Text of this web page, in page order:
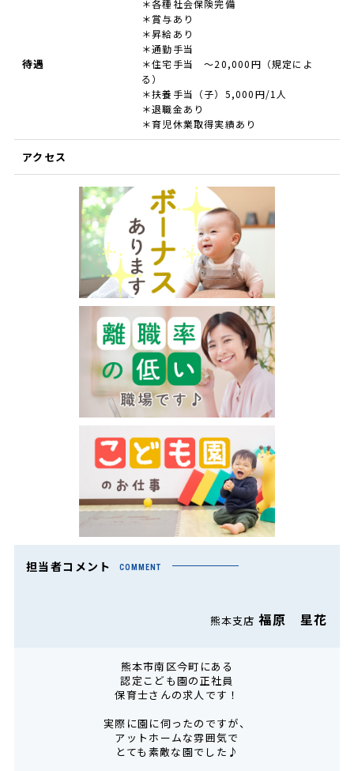
待遇
＊各種社会保険完備
＊賞与あり
＊昇給あり
＊通勤手当
＊住宅手当 ～20,000円（規定によ
る）
＊扶養手当（子）5,000円/1人
＊退職金あり
＊育児休業取得実績あり
アクセス
担当者コメント COMMENT
熊本支店福原 星花
熊本市南区今町にある
認定こども園の正社員
保育士さんの求人です！
実際に園に伺ったのですが、
アットホームな雰囲気で
とても素敵な園でした♪